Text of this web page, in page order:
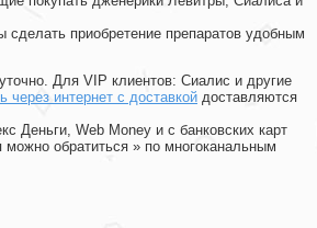
приобретение препаратов удобным
Для VIP клиентов: Сиалис и другие
через интернет с доставкой доставляются
Деньги, Web Money и с банковских карт
можно обратиться » по многоканальным